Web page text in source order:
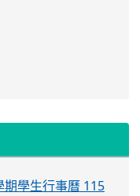
期學生行事曆 115